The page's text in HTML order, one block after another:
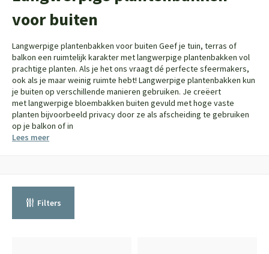
voor buiten
Langwerpige plantenbakken voor buiten Geef je tuin, terras of
balkon een ruimtelijk karakter met langwerpige plantenbakken vol
prachtige planten. Als je het ons vraagt dé perfecte sfeermakers,
ook als je maar weinig ruimte hebt! Langwerpige plantenbakken kun
je buiten op verschillende manieren gebruiken. Je creëert
met langwerpige bloembakken buiten gevuld met hoge vaste
planten bijvoorbeeld privacy door ze als afscheiding te gebruiken
op je balkon of in
Lees meer
Filters